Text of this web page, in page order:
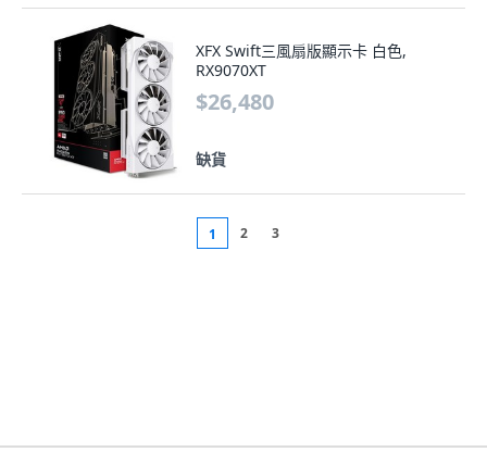
XFX Swift三風扇版顯示卡 白色,
RX9070XT
$26,480
缺貨
1 2 3